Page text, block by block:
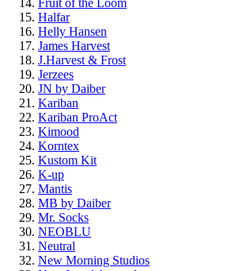
Fruit of the Loom
Halfar
Helly Hansen
James Harvest
J.Harvest & Frost
Jerzees
JN by Daiber
Kariban
Kariban ProAct
Kimood
Korntex
Kustom Kit
K-up
Mantis
MB by Daiber
Mr. Socks
NEOBLU
Neutral
New Morning Studios